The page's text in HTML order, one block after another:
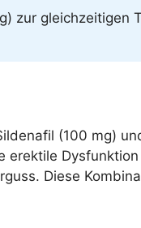
zur gleichzeitigen
(100 mg)
erektile
Diese